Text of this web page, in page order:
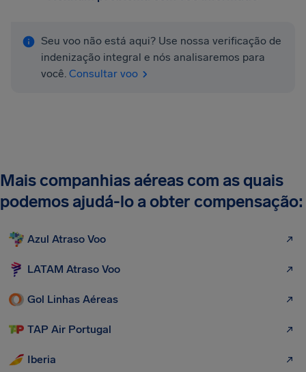
Seu voo não está aqui? Use nossa verificação de
indenização integral e nós analisaremos para
você. Consultar voo
Mais companhias aéreas com as quais
podemos ajudá-lo a obter compensação:
Azul Atraso Voo
LATAM Atraso Voo
Gol Linhas Aéreas
TAP Air Portugal
Iberia